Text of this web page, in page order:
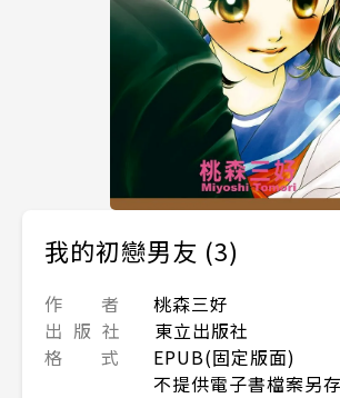
我的初戀男友 (3)
作 者
桃森三好
出 版 社
東立出版社
格 式
EPUB(固定版面)
不提供電子書檔案另